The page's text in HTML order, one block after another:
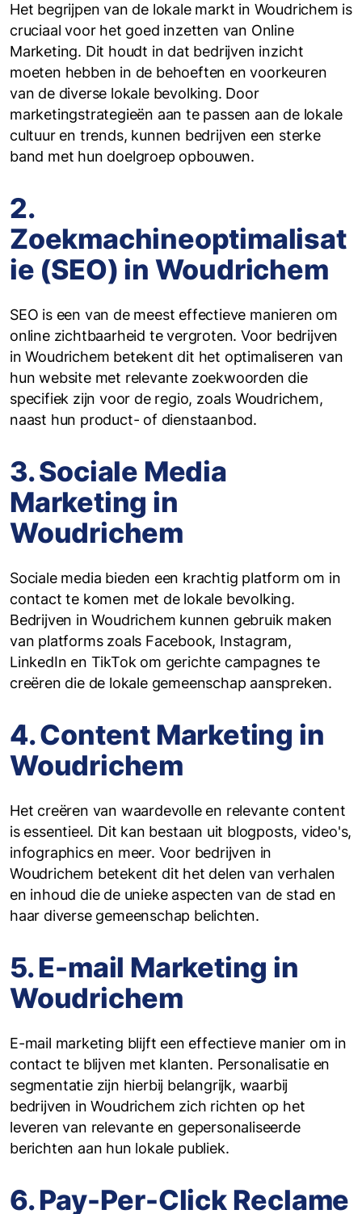
Het begrijpen van de lokale markt in Woudrichem is
cruciaal voor het goed inzetten van Online
Marketing. Dit houdt in dat bedrijven inzicht
moeten hebben in de behoeften en voorkeuren
van de diverse lokale bevolking. Door
marketingstrategieën aan te passen aan de lokale
cultuur en trends, kunnen bedrijven een sterke
band met hun doelgroep opbouwen.
2.
Zoekmachineoptimalisat
ie (SEO) in Woudrichem
SEO is een van de meest effectieve manieren om
online zichtbaarheid te vergroten. Voor bedrijven
in Woudrichem betekent dit het optimaliseren van
hun website met relevante zoekwoorden die
specifiek zijn voor de regio, zoals Woudrichem,
naast hun product- of dienstaanbod.
3. Sociale Media
Marketing in
Woudrichem
Sociale media bieden een krachtig platform om in
contact te komen met de lokale bevolking.
Bedrijven in Woudrichem kunnen gebruik maken
van platforms zoals Facebook, Instagram,
LinkedIn en TikTok om gerichte campagnes te
creëren die de lokale gemeenschap aanspreken.
4. Content Marketing in
Woudrichem
Het creëren van waardevolle en relevante content
is essentieel. Dit kan bestaan uit blogposts, video's,
infographics en meer. Voor bedrijven in
Woudrichem betekent dit het delen van verhalen
en inhoud die de unieke aspecten van de stad en
haar diverse gemeenschap belichten.
5. E-mail Marketing in
Woudrichem
E-mail marketing blijft een effectieve manier om in
contact te blijven met klanten. Personalisatie en
segmentatie zijn hierbij belangrijk, waarbij
bedrijven in Woudrichem zich richten op het
leveren van relevante en gepersonaliseerde
berichten aan hun lokale publiek.
6. Pay-Per-Click Reclame